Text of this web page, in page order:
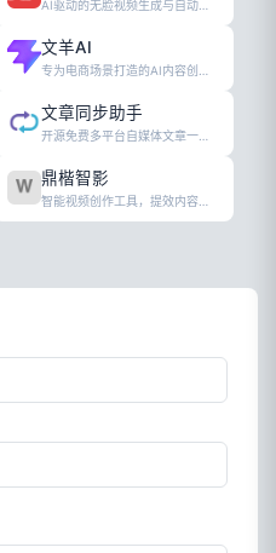
文羊AI
文章同步助手
鼎楷智影